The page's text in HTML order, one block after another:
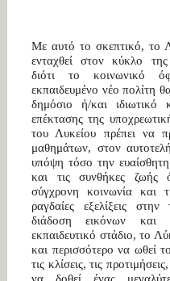
Με αυτό το σκεπτικό, το
ενταχθεί στον κύκλο της
διότι το κοινωνικό
εκπαιδευμένο νέο πολίτη
δημόσιο ή/και ιδιωτικό
επέκτασης της
του Λυκείου πρέπει να
μαθημάτων, στον
υπόψη τόσο την
και τις συνθήκες ζωής
σύγχρονη κοινωνία και
ραγδαίες εξελίξεις
διάδοση εικόνων
εκπαιδευτικό στάδιο, το
και περισσότερο να ωθεί
τις κλίσεις, τις